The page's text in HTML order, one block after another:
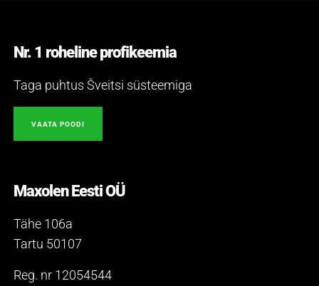
Nr. 1 roheline profikeemia
Taga puhtus Šveitsi süsteemiga
VAATA POODI
Maxolen Eesti OÜ
Tähe 106a
Tartu 50107
Reg. nr 12054544